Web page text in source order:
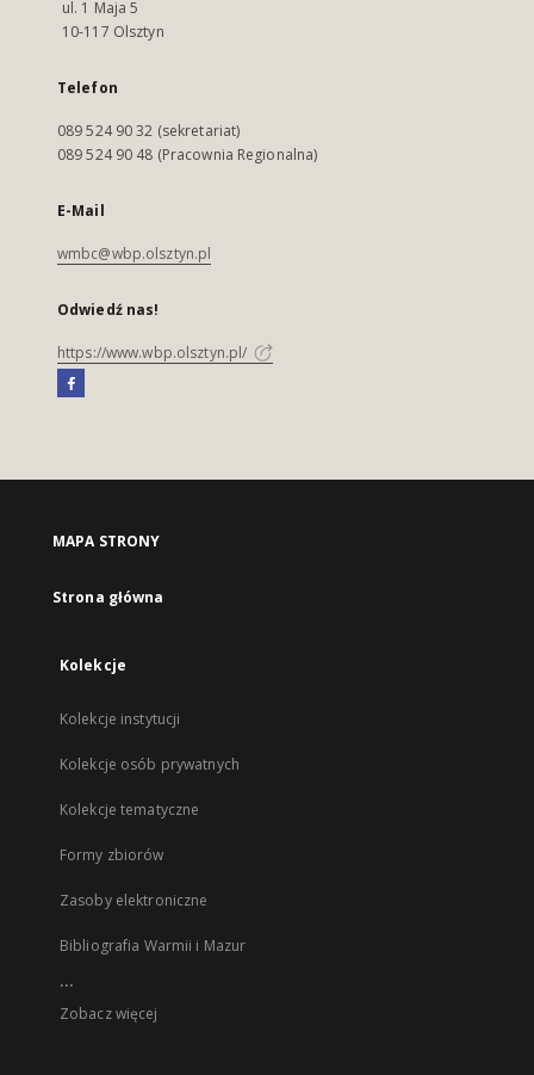
ul. 1 Maja 5
10-117 Olsztyn
Telefon
089 524 90 32 (sekretariat)
089 524 90 48 (Pracownia Regionalna)
E-Mail
wmbc@wbp.olsztyn.pl
Odwiedź nas!
https://www.wbp.olsztyn.pl/
MAPA STRONY
Strona główna
Kolekcje
Kolekcje instytucji
Kolekcje osób prywatnych
Kolekcje tematyczne
Formy zbiorów
Zasoby elektroniczne
Bibliografia Warmii i Mazur
...
Zobacz więcej